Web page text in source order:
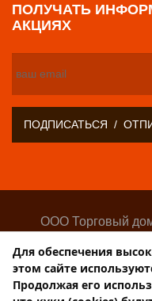
ПОЛУЧАТЬ
АКЦИЯХ
ООО Торговый
Разработка:
Для обеспечения
этом сайте
Продолжая его